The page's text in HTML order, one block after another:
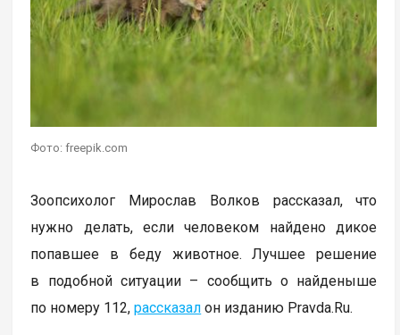
Фото: freepik.com
Зоопсихолог Мирослав Волков рассказал, что
нужно делать, если человеком найдено дикое
попавшее в беду животное. Лучшее решение
в подобной ситуации – сообщить о найденыше
по номеру 112,рассказал он изданию Pravda.Ru.